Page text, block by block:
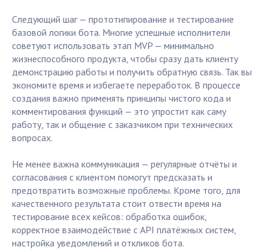
Следующий шаг — прототипирование и тестирование
базовой логики бота. Многие успешные исполнители
советуют использовать этап MVP — минимально
жизнеспособного продукта, чтобы сразу дать клиенту
демонстрацию работы и получить обратную связь. Так вы
экономите время и избегаете переработок. В процессе
создания важно применять принципы чистого кода и
комментирования функций — это упростит как саму
работу, так и общение с заказчиком при технических
вопросах.
Не менее важна коммуникация — регулярные отчёты и
согласования с клиентом помогут предсказать и
предотвратить возможные проблемы. Кроме того, для
качественного результата стоит отвести время на
тестирование всех кейсов: обработка ошибок,
корректное взаимодействие с API платёжных систем,
настройка уведомлений и откликов бота.